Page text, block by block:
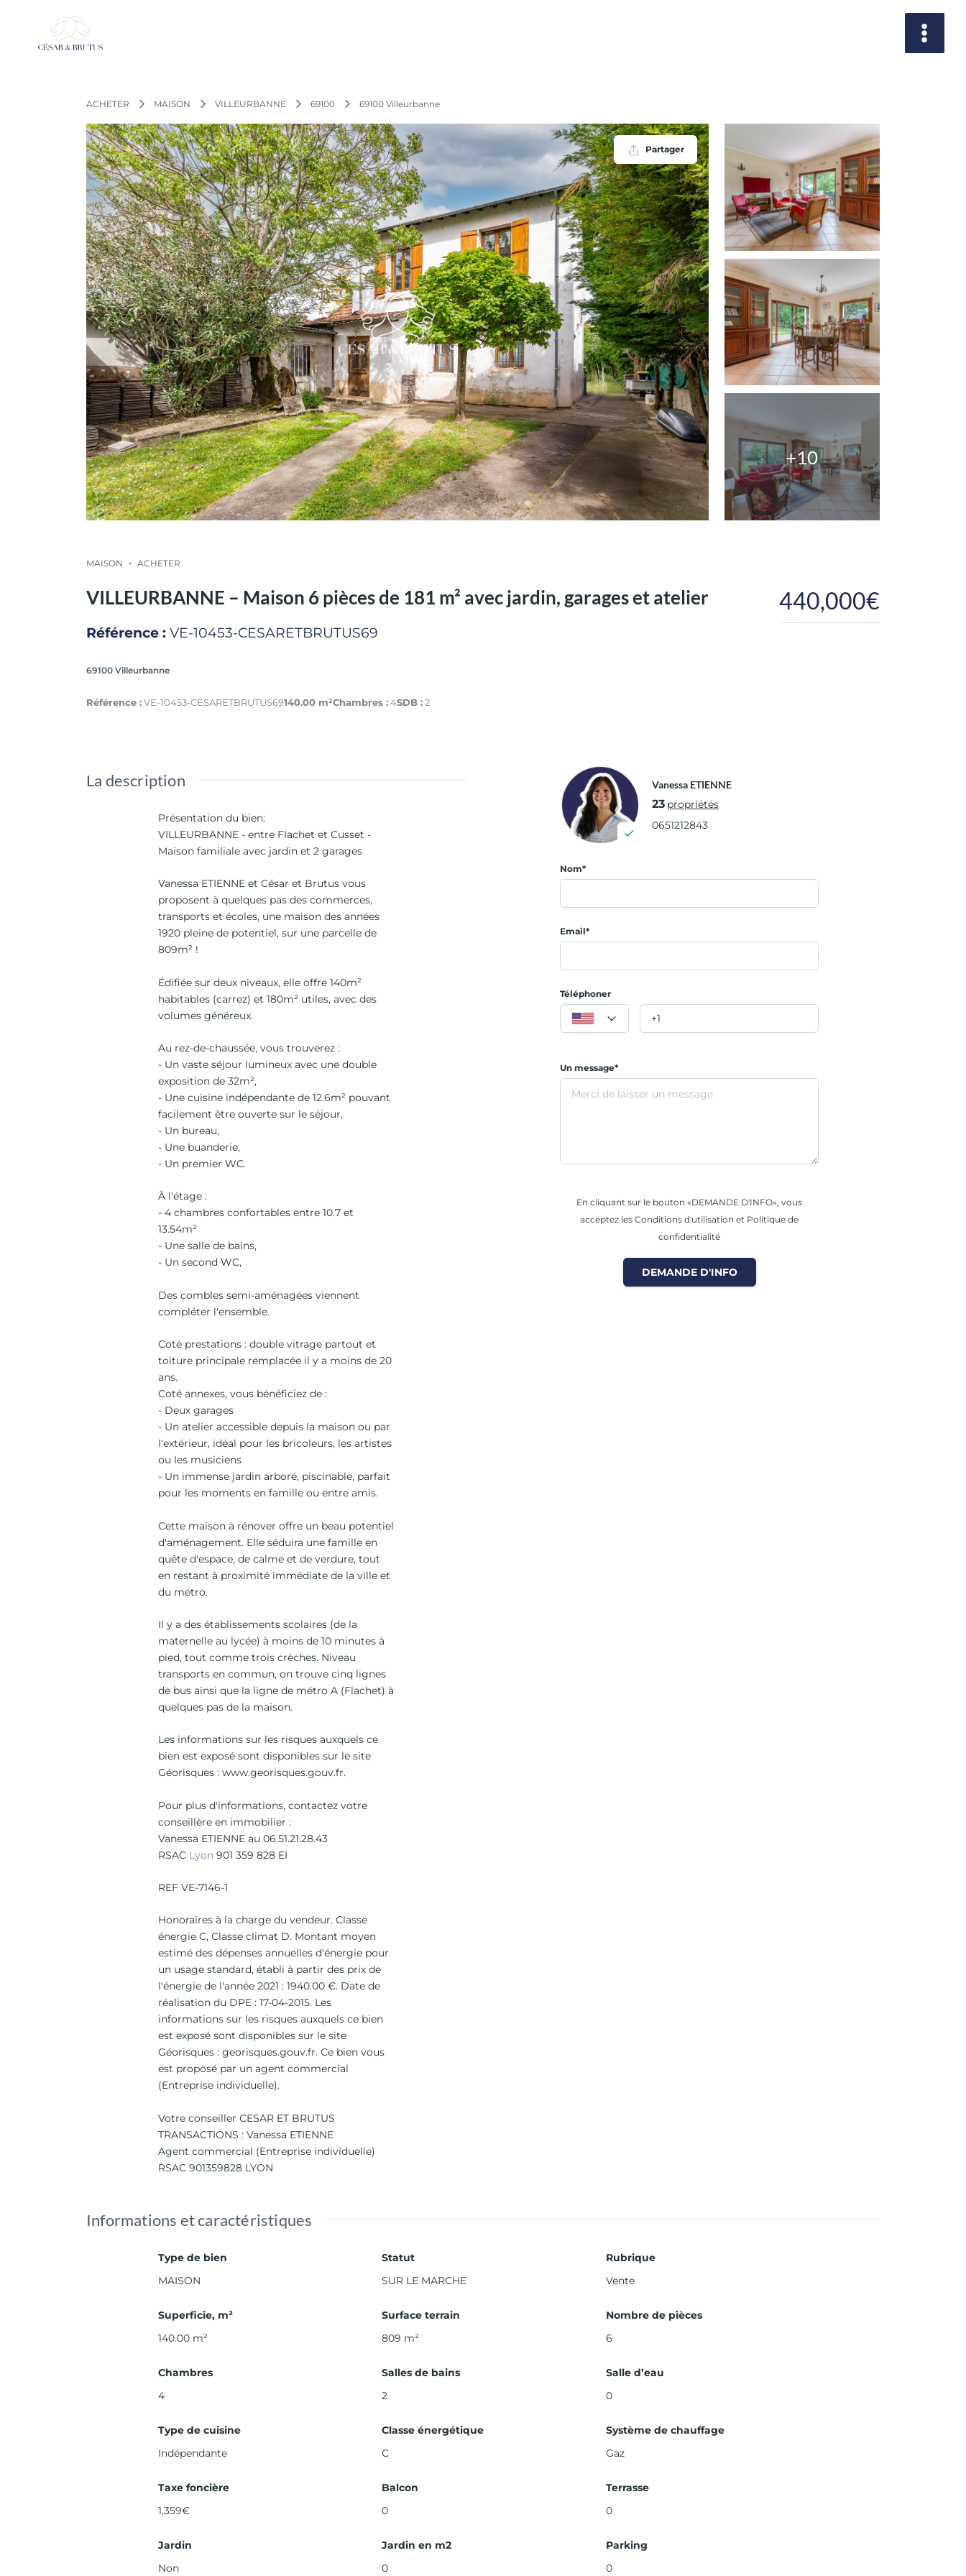
contenu
ACHETER MAISON VILLEURBANNE 69100 69100 Villeurbanne
Partager
+10
MAISON ACHETER
VILLEURBANNE – Maison 6 pièces de 181 m² avec jardin, garages et atelier
Référence : VE-10453-CESARETBRUTUS69
69100 Villeurbanne
Référence :VE-10453-CESARETBRUTUS69140.00 m²Chambres :4SDB :2
440,000€
La description
Présentation du bien:
VILLEURBANNE - entre Flachet et Cusset -
Maison familiale avec jardin et 2 garages
Vanessa ETIENNE et César et Brutus vous
proposent à quelques pas des commerces,
transports et écoles, une maison des années
1920 pleine de potentiel, sur une parcelle de
809m² !
Édifiée sur deux niveaux, elle offre 140m²
habitables (carrez) et 180m² utiles, avec des
volumes généreux.
Au rez-de-chaussée, vous trouverez :
- Un vaste séjour lumineux avec une double
exposition de 32m²,
- Une cuisine indépendante de 12.6m² pouvant
facilement être ouverte sur le séjour,
- Un bureau,
- Une buanderie,
- Un premier WC.
À l'étage :
- 4 chambres confortables entre 10.7 et
13.54m²
- Une salle de bains,
- Un second WC,
Des combles semi-aménagées viennent
compléter l'ensemble.
Coté prestations : double vitrage partout et
toiture principale remplacée il y a moins de 20
ans.
Coté annexes, vous bénéficiez de :
- Deux garages
- Un atelier accessible depuis la maison ou par
l'extérieur, idéal pour les bricoleurs, les artistes
ou les musiciens
- Un immense jardin arboré, piscinable, parfait
pour les moments en famille ou entre amis.
Cette maison à rénover offre un beau potentiel
d'aménagement. Elle séduira une famille en
quête d'espace, de calme et de verdure, tout
en restant à proximité immédiate de la ville et
du métro.
Il y a des établissements scolaires (de la
maternelle au lycée) à moins de 10 minutes à
pied, tout comme trois crèches. Niveau
transports en commun, on trouve cinq lignes
de bus ainsi que la ligne de métro A (Flachet) à
quelques pas de la maison.
Les informations sur les risques auxquels ce
bien est exposé sont disponibles sur le site
Géorisques : www.georisques.gouv.fr.
Pour plus d'informations, contactez votre
conseillère en immobilier :
Vanessa ETIENNE au 06.51.21.28.43
RSAC Lyon 901 359 828 EI
REF VE-7146-1
Honoraires à la charge du vendeur. Classe
énergie C, Classe climat D. Montant moyen
estimé des dépenses annuelles d'énergie pour
un usage standard, établi à partir des prix de
l'énergie de l'année 2021 : 1940.00 €. Date de
réalisation du DPE : 17-04-2015. Les
informations sur les risques auxquels ce bien
est exposé sont disponibles sur le site
Géorisques : georisques.gouv.fr. Ce bien vous
est proposé par un agent commercial
(Entreprise individuelle).
Votre conseiller CESAR ET BRUTUS
TRANSACTIONS : Vanessa ETIENNE
Agent commercial (Entreprise individuelle)
RSAC 901359828 LYON
Vanessa ETIENNE
23 propriétés
0651212843
Nom*
Email*
Téléphoner
Un message*
En cliquant sur le bouton «DEMANDE D'INFO», vous
acceptez les Conditions d'utilisation et Politique de
confidentialité
DEMANDE D'INFO
Informations et caractéristiques
Type de bien
MAISON
Statut
SUR LE MARCHE
Rubrique
Vente
Superficie, m²
140.00 m²
Surface terrain
809 m²
Nombre de pièces
6
Chambres
4
Salles de bains
2
Salle d’eau
0
Type de cuisine
Indépendante
Classe énergétique
C
Système de chauffage
Gaz
Taxe foncière
1,359€
Balcon
0
Terrasse
0
Jardin
Non
Jardin en m2
0
Parking
0